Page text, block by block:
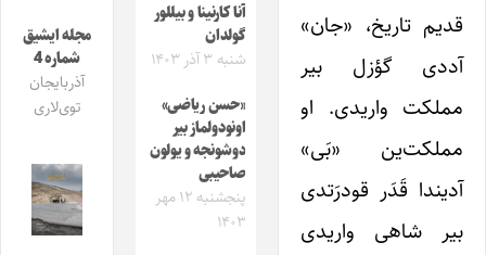
قدیم تاریخ، ‌«جان»
آددی گؤزل بیر
مملکت واریدی. او
مملکت‌ین «بَی»
آدیندا قَدَر قودرَتدی
بیر شاهی واریدی
آنا کارنینا و بیللور
گولدان
شنبه ۳ آذر ۱۴۰۳
«حسن ریاضی»
اونودولماز بیر
دوشونجه و یولون
صاحیبی
پنجشنبه ۱۲ مهر
۱۴۰۳
مجله ایشیق
شماره 4
آذربایجان
توی‌لاری